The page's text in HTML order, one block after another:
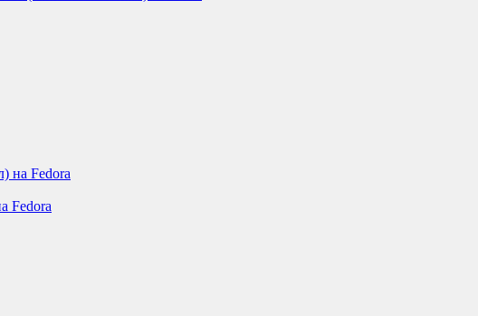
на Fedora
Fedora